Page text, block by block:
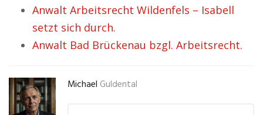
Anwalt Arbeitsrecht Wildenfels – Isabell
setzt sich durch.
Anwalt Bad Brückenau bzgl. Arbeitsrecht.
Michael Guldental